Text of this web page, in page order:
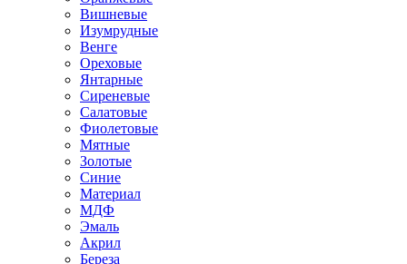
Вишневые
Изумрудные
Венге
Ореховые
Янтарные
Сиреневые
Салатовые
Фиолетовые
Мятные
Золотые
Синие
Материал
МДФ
Эмаль
Акрил
Береза